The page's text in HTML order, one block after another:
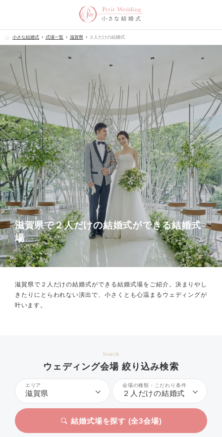
小さな結婚式 式場一覧 滋賀県 ２人だけの結婚式
滋賀県で２人だけの結婚式ができる結婚式
場
滋賀県で２人だけの結婚式ができる結婚式場をご紹介。 決まりやし
きたりにとらわれない演出で、小さくとも心温まるウェディングが
叶います。
Search
ウェディング会場 絞り込み検索
エリア
滋賀県
会場の種類・こだわり条件
２人だけの結婚式
結婚式場を探す (全3会場)